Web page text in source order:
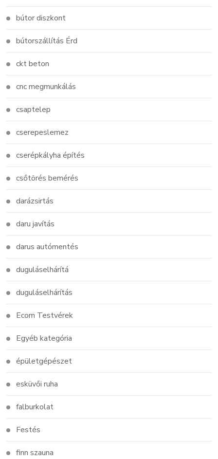
bútor diszkont
bútorszállítás Érd
ckt beton
cnc megmunkálás
csaptelep
cserepeslemez
cserépkályha építés
csőtörés bemérés
darázsirtás
daru javítás
darus autómentés
duguláselhárítá
duguláselhárítás
Ecom Testvérek
Egyéb kategória
épületgépészet
esküvői ruha
falburkolat
Festés
finn szauna